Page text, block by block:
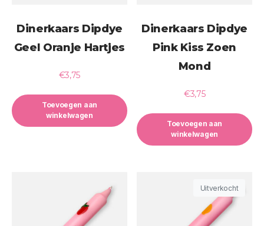
Dinerkaars Dipdye
Geel Oranje Hartjes
€3,75
Toevoegen aan
winkelwagen
Dinerkaars Dipdye
Pink Kiss Zoen
Mond
€3,75
Toevoegen aan
winkelwagen
Uitverkocht